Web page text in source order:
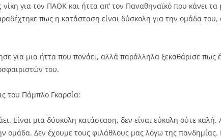
νίκη για τον ΠΑΟΚ και ήττα απ’ τον Παναθηναϊκό που κάνει
πως η κατάσταση είναι δύσκολη για την ομάδα του,
για μια ήττα που πονάει, αλλά παράλληλα ξεκαθάρισε πως
του.
του Πάμπλο Γκαρσία:
Είναι μια δύσκολη κατάσταση, δεν είναι εύκολη ούτε
ομάδα. Δεν έχουμε τους φιλάθλους μας λόγω της